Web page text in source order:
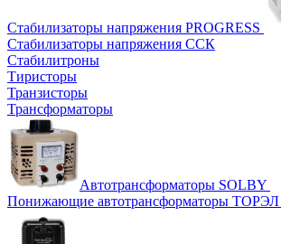
Стабилизаторы напряжения PROGRESS
Стабилизаторы напряжения ССК
Стабилитроны
Тиристоры
Транзисторы
Трансформаторы
Автотрансформаторы SOLBY
Понижающие автотрансформаторы